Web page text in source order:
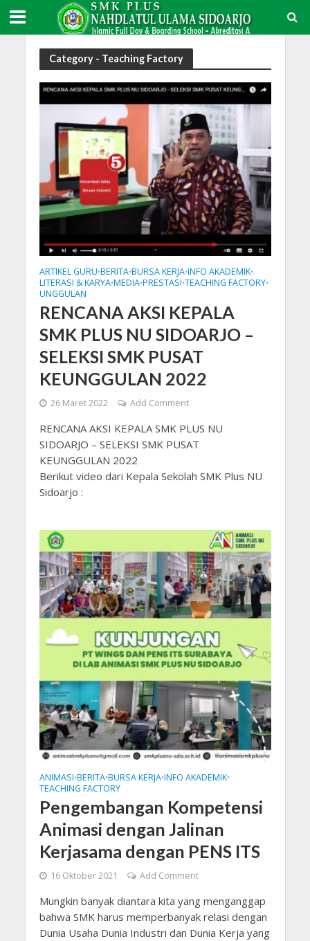
Category - Teaching Factory
ARTIKEL GURU•BERITA•BURSA KERJA•INFO AKADEMIK•
LITERASI & KARYA•MEDIA•PRESTASI•TEACHING FACTORY•
UNGGULAN
RENCANA AKSI KEPALA
SMK PLUS NU SIDOARJO –
SELEKSI SMK PUSAT
KEUNGGULAN 2022
26 Maret 2022 Add Comment
RENCANA AKSI KEPALA SMK PLUS NU
SIDOARJO – SELEKSI SMK PUSAT
KEUNGGULAN 2022
Berikut video dari Kepala Sekolah SMK Plus NU
Sidoarjo :
ANIMASI•BERITA•BURSA KERJA•INFO AKADEMIK•
TEACHING FACTORY
Pengembangan Kompetensi
Animasi dengan Jalinan
Kerjasama dengan PENS ITS
16 Oktober 2021 Add Comment
Mungkin banyak diantara kita yang menganggap
bahwa SMK harus memperbanyak relasi dengan
Dunia Usaha Dunia Industri dan Dunia Kerja yang